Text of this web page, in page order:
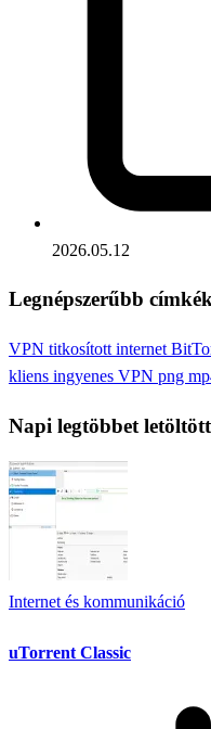
2026.05.12
Legnépszerűbb
VPN titkosított internet
kliens ingyenes VPN png
Napi legtöbbet letöltött
Internet és kommunikáció
uTorrent Classic